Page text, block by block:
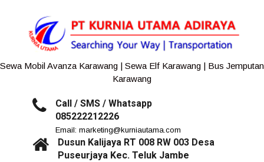
Sewa Mobil Avanza Karawang | Sewa Elf Karawang | Bus Jemputan
Karawang
Call / SMS / Whatsapp
085222212226
Email: marketing@kurniautama.com
Dusun Kalijaya RT 008 RW 003 Desa
Puseurjaya Kec. Teluk Jambe